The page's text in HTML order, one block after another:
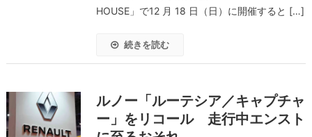
HOUSE」で12 月 18 日（日）に開催すると […]
続きを読む
ルノー「ルーテシア／キャプチャ
ー」をリコール 走行中エンスト